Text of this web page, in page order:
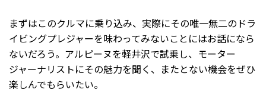
まずはこのクルマに乗り込み、実際にその唯一無二のドラ
イビングプレジャーを味わってみないことにはお話になら
ないだろう。アルピーヌを軽井沢で試乗し、モーター
ジャーナリストにその魅力を聞く、またとない機会をぜひ
楽しんでもらいたい。